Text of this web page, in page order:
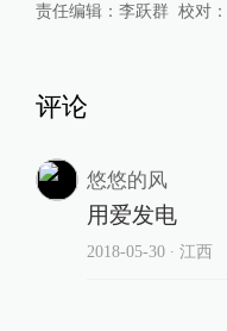
责任编辑： 李跃群 校对：
评论
悠悠的风
用爱发电
2018-05-30∙ 江西